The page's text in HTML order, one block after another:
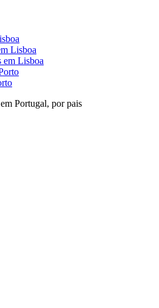
Lisboa
em Lisboa
Portugal, por pais